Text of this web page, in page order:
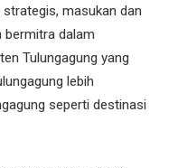
masukan dan
bermitra dalam
Tulungagung yang
lebih
seperti destinasi